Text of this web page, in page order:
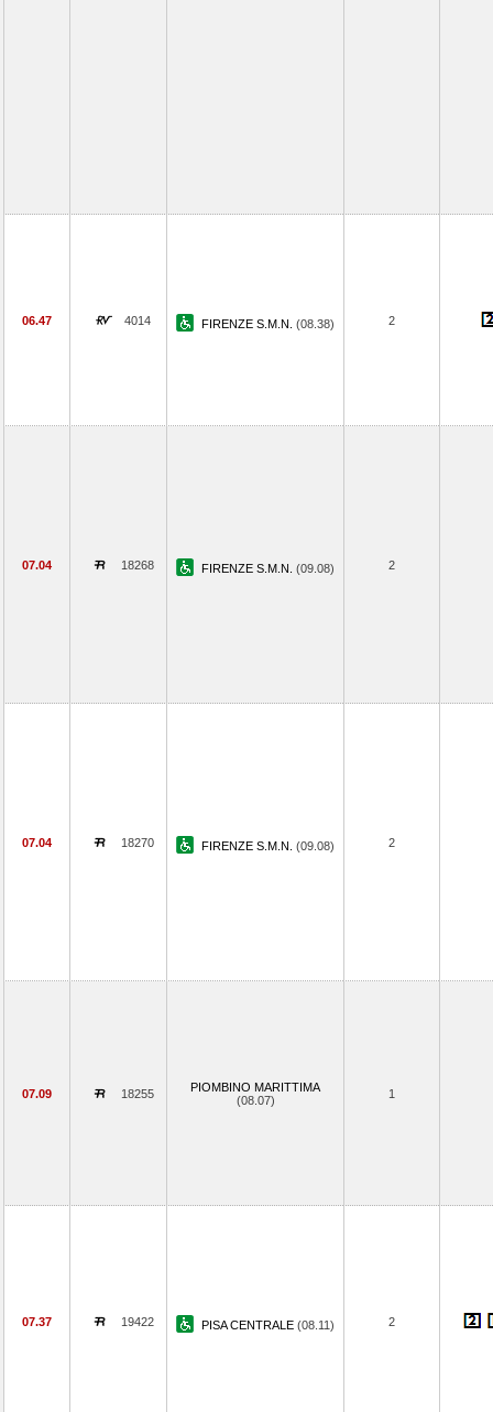
06.47 4014 FIRENZE S.M.N. (08.38) 2
07.04 18268 FIRENZE S.M.N. (09.08) 2
07.04 18270 FIRENZE S.M.N. (09.08) 2
07.09 18255
PIOMBINO MARITTIMA
(08.07)
1
07.37 19422 PISA CENTRALE (08.11) 2